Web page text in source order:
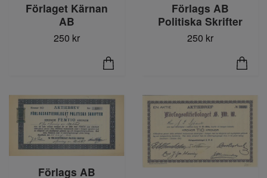
Förlaget Kärnan
AB
250 kr
Förlags AB
Politiska Skrifter
250 kr
Förlags AB